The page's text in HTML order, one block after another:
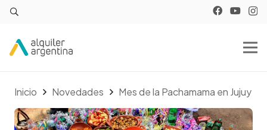
Inicio Novedades Mes de la Pachamama en Jujuy